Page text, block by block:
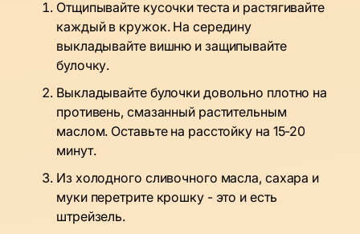
Отщипывайте кусочки теста и растягивайте
каждый в кружок. На середину
выкладывайте вишню и защипывайте
булочку.
Выкладывайте булочки довольно плотно на
противень, смазанный растительным
маслом. Оставьте на расстойку на 15-20
минут.
Из холодного сливочного масла, сахара и
муки перетрите крошку - это и есть
штрейзель.